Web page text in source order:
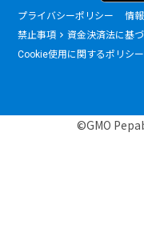
プライバシーポリシー 情
禁止事項
資金決済法に基
Cookie使用に関するポリシー
©GMO